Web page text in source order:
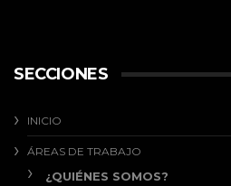
SECCIONES
INICIO
ÁREAS DE TRABAJO
¿QUIÉNES SOMOS?